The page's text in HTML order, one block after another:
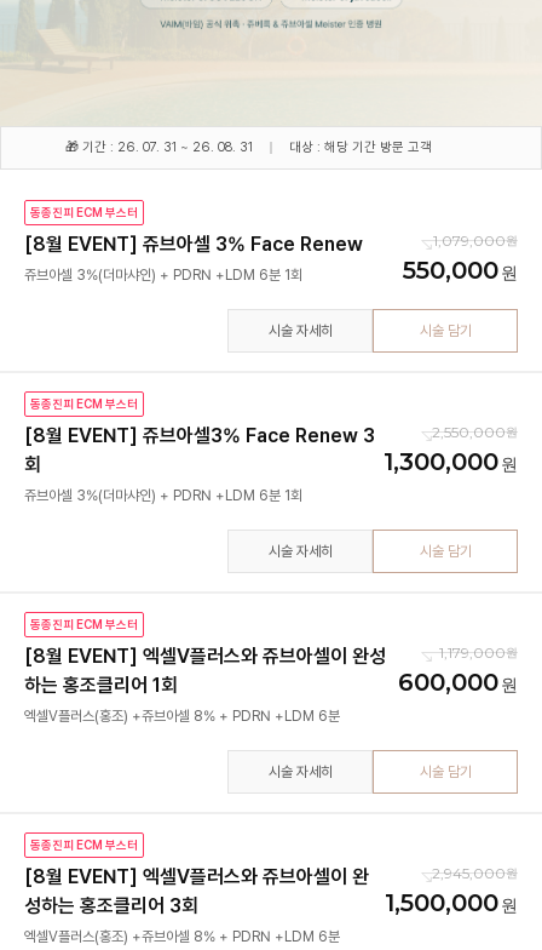
🎁 기간 : 26. 07. 31 ~ 26. 08. 31 대상 : 해당 기간 방문 고객
동종진피 ECM 부스터
[8월 EVENT] 쥬브아셀 3% Face Renew 1,079,000
550,000
시술 자세히 시술 담기
동종진피 ECM 부스터
[8월 EVENT] 쥬브아셀3% Face Renew 3
회
쥬브아셀 3%(더마샤인) + PDRN +LDM 6분 1회
2,550,000
1,300,000
시술 자세히 시술 담기
동종진피 ECM 부스터
[8월 EVENT] 엑셀V플러스와 쥬브아셀이 완성
하는 홍조클리어 1회
엑셀V플러스(홍조) +쥬브아셀 8% + PDRN +LDM 6분
1,179,000
600,000
시술 자세히 시술 담기
동종진피 ECM 부스터
[8월 EVENT] 엑셀V플러스와 쥬브아셀이 완
성하는 홍조클리어 3회
엑셀V플러스(홍조) +쥬브아셀 8% + PDRN +LDM 6분
2,945,000
1,500,000